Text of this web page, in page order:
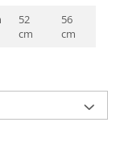
52
cm
56
cm